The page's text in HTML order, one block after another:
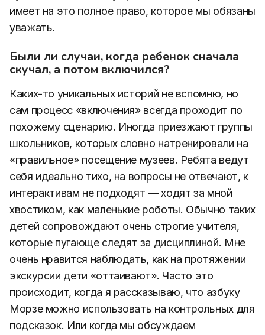
имеет на это полное право, которое мы обязаны
уважать.
Были ли случаи, когда ребенок сначала
скучал, а потом включился?
Каких-то уникальных историй не вспомню, но
сам процесс «включения» всегда проходит по
похожему сценарию. Иногда приезжают группы
школьников, которых словно натренировали на
«правильное» посещение музеев. Ребята ведут
себя идеально тихо, на вопросы не отвечают, к
интерактивам не подходят — ходят за мной
хвостиком, как маленькие роботы. Обычно таких
детей сопровождают очень строгие учителя,
которые пугающе следят за дисциплиной. Мне
очень нравится наблюдать, как на протяжении
экскурсии дети «оттаивают». Часто это
происходит, когда я рассказываю, что азбуку
Морзе можно использовать на контрольных для
подсказок. Или когда мы обсуждаем